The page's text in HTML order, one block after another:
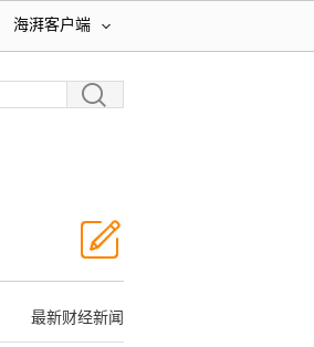
海湃客户端
最新财经新闻